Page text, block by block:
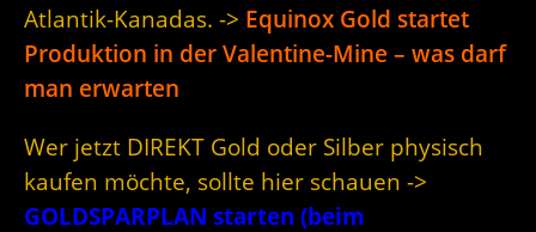
Atlantik-Kanadas. -> Equinox Gold startet
Produktion in der Valentine-Mine – was darf
man erwarten
Wer jetzt DIREKT Gold oder Silber physisch
kaufen möchte, sollte hier schauen ->
GOLDSPARPLAN starten (beim